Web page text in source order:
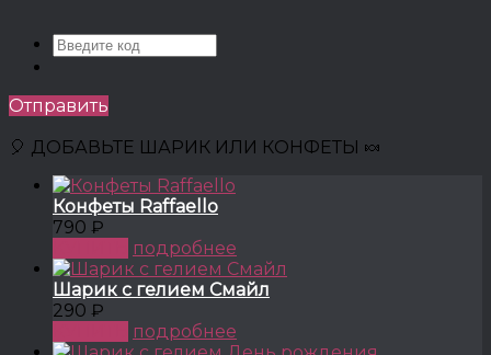
Отправить
🎈 ДОБАВЬТЕ ШАРИК ИЛИ КОНФЕТЫ 🍬
Конфеты Raffaello
790 ₽
подробнее
Шарик с гелием Смайл
290 ₽
подробнее